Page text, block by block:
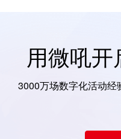
用微吼
3000万场数字化活动